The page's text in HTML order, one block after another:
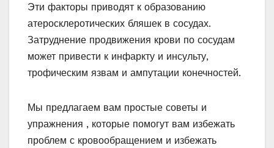
Эти факторы приводят к образованию
атеросклеротических бляшек в сосудах.
Затруднение продвижения крови по сосудам
может привести к инфаркту и инсульту,
трофическим язвам и ампутации конечностей.
Мы предлагаем вам простые советы и
упражнения , которые помогут вам избежать
проблем с кровообращением и избежать